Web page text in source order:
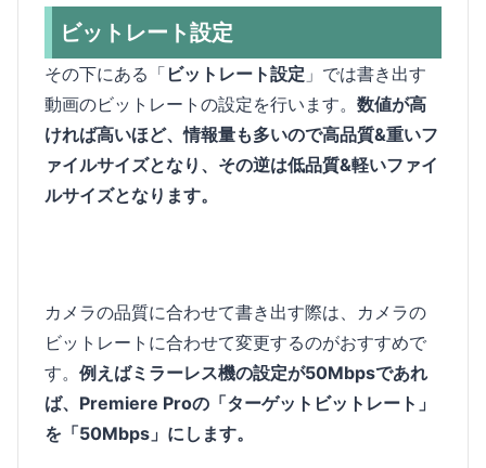
ビットレート設定
その下にある「 ビットレート設定 」では書き出す
動画のビットレートの設定を行います。 数値が高
ければ高いほど、情報量も多いので高品質&重いフ
ァイルサイズとなり、その逆は低品質&軽いファイ
ルサイズとなります。
カメラの品質に合わせて書き出す際は、カメラの
ビットレートに合わせて変更するのがおすすめで
す。 例えばミラーレス機の設定が50Mbpsであれ
ば、Premiere Proの「ターゲットビットレート」
を「50Mbps」にします。